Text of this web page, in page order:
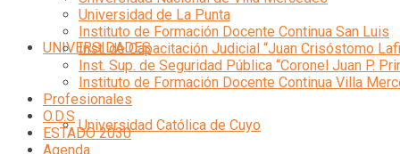
UNIVERSIDADES
Universidad Católica de Cuyo
Universidad de La Punta
Instituto de Formación Docente Continua San Luis
Inst. de Capacitación Judicial “Juan Crisóstomo
Inst. Sup. de Seguridad Pública “Coronel Juan P.
Instituto de Formación Docente Continua Villa
Profesionales
O.D.S
ESTADO 2030
Agenda